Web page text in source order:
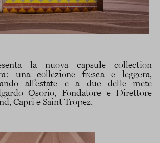
la nuova capsule collection
una collezione fresca e leggera,
all’estate e a due delle mete
Osorio, Fondatore e Direttore
Capri e Saint Tropez.